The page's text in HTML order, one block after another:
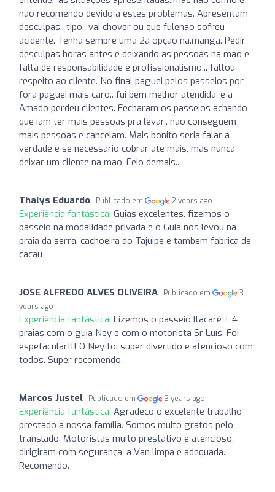
não recomendo devido a estes problemas. Apresentam
desculpas.. tipo.. vai chover ou que fulenao sofreu
acidente. Tenha sempre uma 2a opção na.manga. Pedir
desculpas horas antes e deixando as pessoas na mao e
falta de responsabilidade e profissionalismo... faltou
respeito ao cliente. No final paguei pelos passeios por
fora paguei mais caro.. fui bem melhor atendida, e a
Amado perdeu clientes. Fecharam os passeios achando
que iam ter mais pessoas pra levar.. nao conseguem
mais pessoas e cancelam. Mais bonito seria falar a
verdade e se necessario cobrar ate mais, mas nunca
deixar um cliente na mao. Feio demais..
Thalys Eduardo Publicado em 2 years ago
Experiência fantástica: Guias excelentes, fizemos o
passeio na modalidade privada e o Guia nos levou na
praia da serra, cachoeira do Tajuipe e tambem fabrica de
cacau
JOSE ALFREDO ALVES OLIVEIRA Publicado em
3
years ago
Experiência fantástica: Fizemos o passeio Itacaré + 4
praias com o guia Ney e com o motorista Sr Luís. Foi
espetacular!!! O Ney foi super divertido e atencioso com
todos. Super recomendo.
Marcos Justel Publicado em 3 years ago
Experiência fantástica: Agradeço o excelente trabalho
prestado a nossa família. Somos muito gratos pelo
translado. Motoristas muito prestativo e atencioso,
dirigiram com segurança, a Van limpa e adequada.
Recomendo.